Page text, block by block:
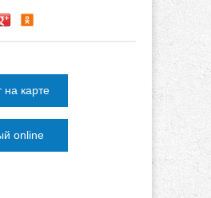
на карте
online